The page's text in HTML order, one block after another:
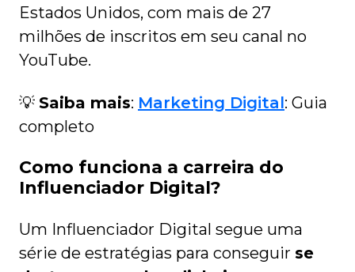
Estados Unidos, com mais de 27
milhões de inscritos em seu canal no
YouTube.
💡 Saiba mais: Marketing Digital: Guia
completo
Como funciona a carreira do
Influenciador Digital?
Um Influenciador Digital segue uma
série de estratégias para conseguir se